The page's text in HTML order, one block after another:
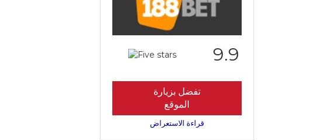
9.9
تفضل بزيارة
الموقع
قراءة الاستعراض